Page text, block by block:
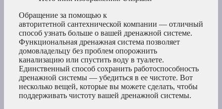
Обращение за помощью к
авторитетной сантехнической компании — отличный
способ узнать больше о вашей дренажной системе.
Функциональная дренажная система позволяет
домовладельцу без проблем опорожнить
канализацию или спустить воду в туалете.
Единственный способ сохранить работоспособность
дренажной системы — убедиться в ее чистоте. Вот
несколько вещей, которые вы можете сделать, чтобы
поддерживать чистоту вашей дренажной системы.